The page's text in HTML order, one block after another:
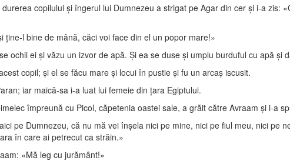
copilului şi îngerul lui Dumnezeu a strigat pe Agar din cer şi i-a zis:
ţine-l bine de mână, căci voi face din el un popor mare!»
ochii ei şi văzu un izvor de apă. Şi ea se duse şi umplu burduful cu apă şi
copil; şi el se făcu mare şi locui în pustie şi fu un arcaş iscusit.
iar maică-sa i-a luat lui femeie din ţara Egiptului.
împreună cu Picol, căpetenia oastei sale, a grăit către Avraam şi i-a
pe Dumnezeu, că nu mă vei înşela nici pe mine, nici pe fiul meu, nici pe
în care ai petrecut ca străin.»
«Mă leg cu jurământ!»